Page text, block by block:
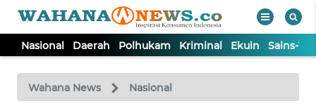
Nasional Daerah Polhukam Kriminal Ekuin Sains-
Wahana News Nasional
TV
Tutup